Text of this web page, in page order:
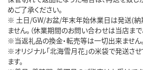
めご了承ください。
※ 土日/GW/お盆/年末年始休業日は発送(
ません。（休業期間のお問い合わせは当店まで
※当返礼品の換金・転売等は一切出来ません。
※オリジナル「北海雪月花」の米袋で発送さ
ます。